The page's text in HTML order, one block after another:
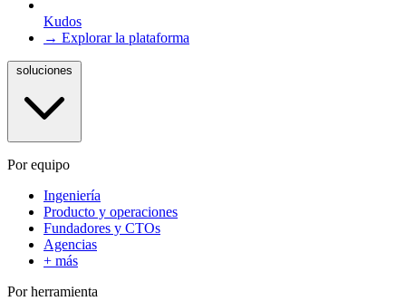
Kudos
→ Explorar la plataforma
Por equipo
Ingeniería
Producto y operaciones
Fundadores y CTOs
Agencias
+ más
Por herramienta